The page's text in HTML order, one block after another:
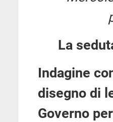
La
Indagine
disegno di
Governo